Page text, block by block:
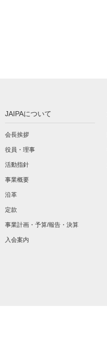
JAIPAについて
会長挨拶
役員・理事
活動指針
事業概要
沿革
定款
事業計画・予算/報告・決算
入会案内